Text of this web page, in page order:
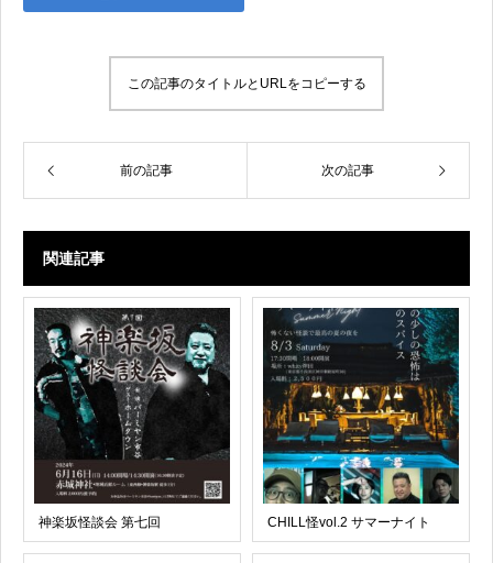
この記事のタイトルとURLをコピーする
前の記事 次の記事
関連記事
神楽坂怪談会 第七回 CHILL怪vol.2 サマーナイト